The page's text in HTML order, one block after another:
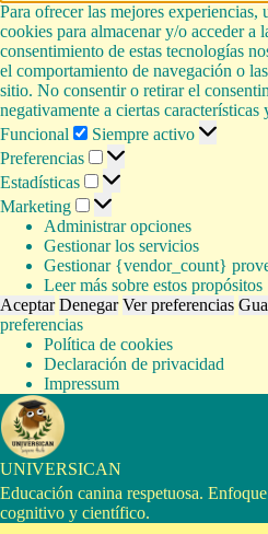
Para ofrecer las mejores
cookies para almacenar y/o acceder
consentimiento de estas tecnologías
el comportamiento de navegación o
sitio. No consentir o retirar el
negativamente a ciertas características
Funcional
Funcional
Siempre activo
Preferencias
Preferencias
Estadísticas Estadísticas
Marketing Marketing
Administrar opciones
Gestionar los servicios
Gestionar {vendor_count}
Leer más sobre estos propósitos
Aceptar Denegar Ver preferencias
preferencias
Política de cookies
Declaración de privacidad
Impressum
Saltar
al
contenido
UNIVERSICAN
Educación canina respetuosa. Enfoque
cognitivo y científico.